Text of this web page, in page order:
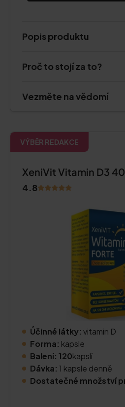
Popis produktu
Proč to stojí za to?
Vezměte na vědomí
VÝBĚR REDAKCE
XeniVit Vitamin D3
4.8
Účinné látky: vitamin D
Forma: kapsle
Balení: 120kapslí
Dávka: 1 kapsle denně
Dostatečné množství